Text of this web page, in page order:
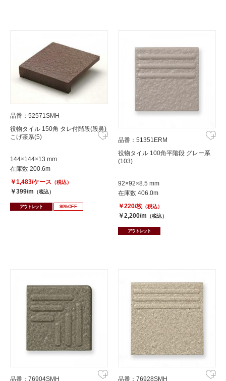
品番：52571SMH
役物タイル 150角 タレ付階段(段鼻)
こげ茶系(5)
144×144×13 mm
在庫数 200.6m
￥1,483/ケース （税込）
￥399/m （税込）
アウトレット 90%OFF
品番：51351ERM
役物タイル 100角平階段 グレー系
(103)
92×92×8.5 mm
在庫数 406.0m
￥220/枚 （税込）
￥2,200/m （税込）
アウトレット
品番：76904SMH
品番：76928SMH